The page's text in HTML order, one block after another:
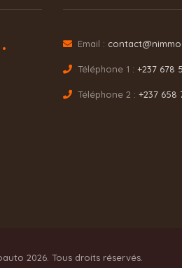
Email :
Téléphone 1 : +237 678
Téléphone 2 : +237 658
2026. Tous droits réservés.